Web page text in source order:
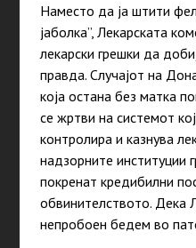
Наместо да ја штити
јаболка”, Лекарската
лекарски грешки да
правда. Случајот на
која остана без матка
се жртви на системот
контролира и казнува
надзорните институции
покренат кредибилни
обвинителството. Дека
непробоен бедем во